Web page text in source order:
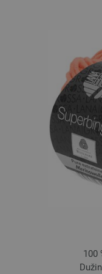
076-bundeva | EAN:
078-Svijetlo crveno | EAN:
079-crna smeđa | EAN:
080-kaki | EAN:
083-jorgovan | EAN:
084-pistać | EAN:
090-roze | EAN:
091-lavanda | EAN:
092-svjetloplav | EAN:
093-petrolplavo | EAN:
095-bordo | EAN:
096-losos | EAN:
097-bež | EAN:
100